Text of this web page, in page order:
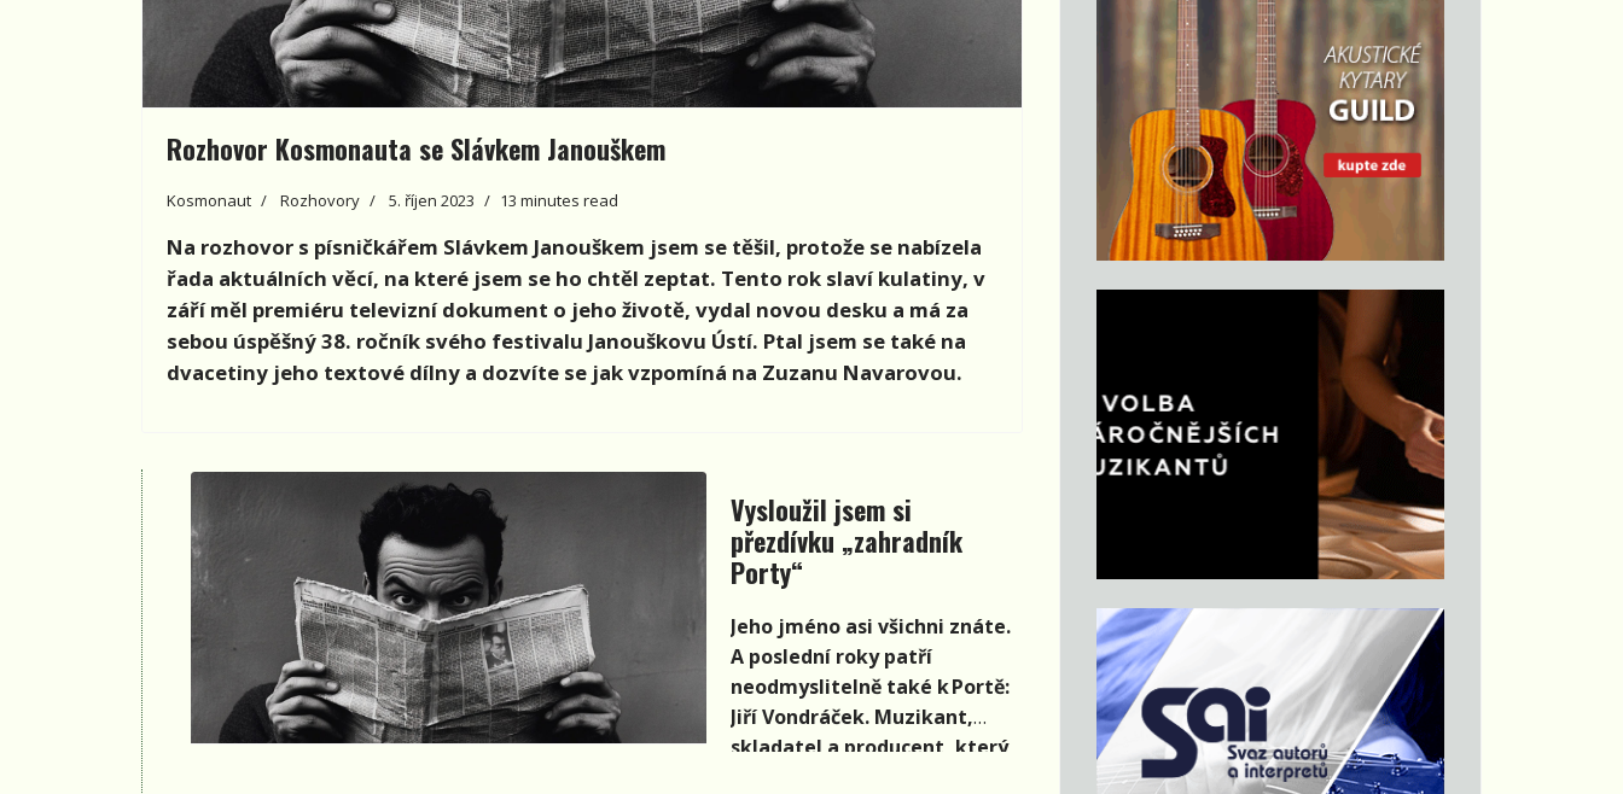
Rozhovor Kosmonauta se Slávkem Janouškem
Kosmonaut Rozhovory 5. říjen 2023 13 minutes read
Na rozhovor s písničkářem Slávkem Janouškem jsem se těšil, protože se nabízela
řada aktuálních věcí, na které jsem se ho chtěl zeptat. Tento rok slaví kulatiny, v
září měl premiéru televizní dokument o jeho životě, vydal novou desku a má za
sebou úspěšný 38. ročník svého festivalu Janouškovu Ústí. Ptal jsem se také na
dvacetiny jeho textové dílny a dozvíte se jak vzpomíná na Zuzanu Navarovou.
Vysloužil jsem si
přezdívku „zahradník
Porty“
Jeho jméno asi všichni znáte.
A poslední roky patří
neodmyslitelně také k Portě:
Jiří Vondráček. Muzikant,
skladatel a producent, který